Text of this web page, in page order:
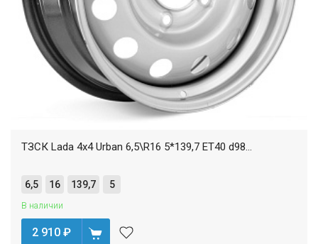
ТЗСК Lada 4x4 Urban 6,5\R16 5*139,7 ET40 d98...
6,5 16 139,7 5
В наличии
2 910 ₽